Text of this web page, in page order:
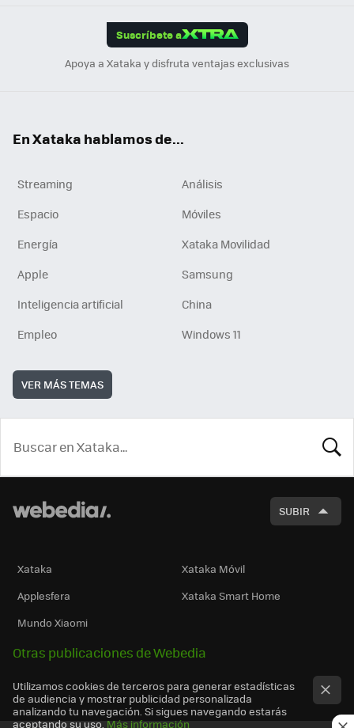
Suscríbete a
Apoya a Xataka y disfruta ventajas exclusivas
En Xataka hablamos de...
Streaming
Análisis
Espacio
Móviles
Energía
Xataka Movilidad
Apple
Samsung
Inteligencia artificial
China
Empleo
Windows 11
VER MÁS TEMAS
SUBIR
Xataka
Xataka Móvil
Applesfera
Xataka Smart Home
Mundo Xiaomi
Otras publicaciones de Webedia
Utilizamos cookies de terceros para generar estadísticas
de audiencia y mostrar publicidad personalizada
analizando tu navegación. Si sigues navegando estarás
aceptando su uso. Más información